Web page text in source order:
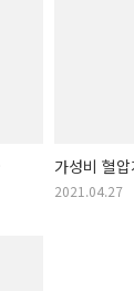
가성비 혈
혈압계 순위
2021.04.27